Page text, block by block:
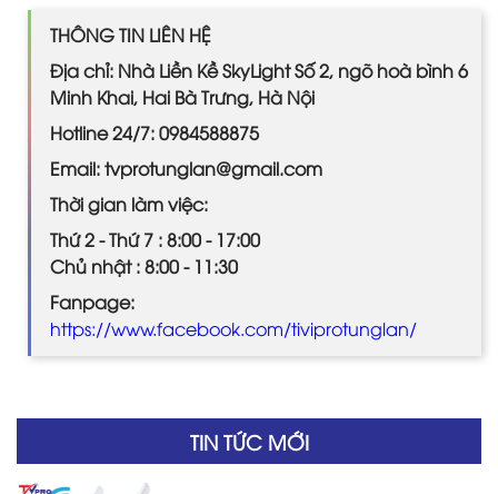
THÔNG TIN LIÊN HỆ
Địa chỉ: Nhà Liền Kề SkyLight Số 2, ngõ hoà bình 6
Minh Khai, Hai Bà Trưng, Hà Nội
Hotline 24/7: 0984588875
Email: tvprotunglan@gmail.com
Thời gian làm việc:
Thứ 2 - Thứ 7 : 8:00 - 17:00
Chủ nhật : 8:00 - 11:30
Fanpage:
https://www.facebook.com/tiviprotunglan/
TIN TỨC MỚI